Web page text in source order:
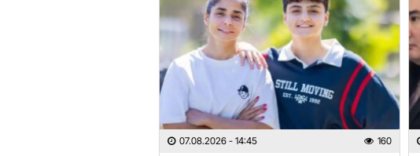
07.08.2026 - 14:45 160